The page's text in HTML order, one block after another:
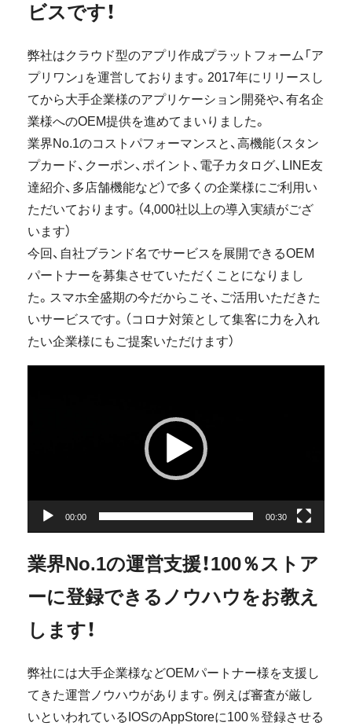
ビスです！
弊社はクラウド型のアプリ作成プラットフォーム「ア
プリワン」を運営しております。2017年にリリースし
てから大手企業様のアプリケーション開発や、有名企
業様へのOEM提供を進めてまいりました。
業界No.1のコストパフォーマンスと、高機能（スタン
プカード、クーポン、ポイント、電子カタログ、LINE友
達紹介、多店舗機能など）で多くの企業様にご利用い
ただいております。（4,000社以上の導入実績がござ
います）
今回、自社ブランド名でサービスを展開できるOEM
パートナーを募集させていただくことになりまし
た。スマホ全盛期の今だからこそ、ご活用いただきた
いサービスです。（コロナ対策として集客に力を入れ
たい企業様にもご提案いただけます）
00:00 00:30
業界No.1の運営支援！100％ストア
ーに登録できるノウハウをお教え
します！
弊社には大手企業様などOEMパートナー様を支援し
てきた運営ノウハウがあります。例えば審査が厳し
いといわれているIOSのAppStoreに100％登録させる